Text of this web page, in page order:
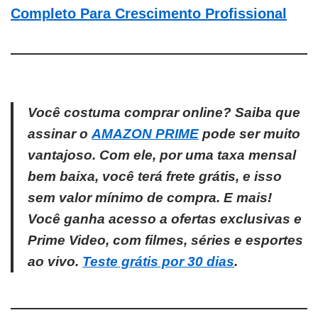
Completo Para Crescimento Profissional
Você costuma comprar online? Saiba que
assinar o AMAZON PRIME pode ser muito
vantajoso. Com ele, por uma taxa mensal
bem baixa, você terá frete grátis, e isso
sem valor mínimo de compra. E mais!
Você ganha acesso a ofertas exclusivas e
Prime Video, com filmes, séries e esportes
ao vivo. Teste grátis por 30 dias.